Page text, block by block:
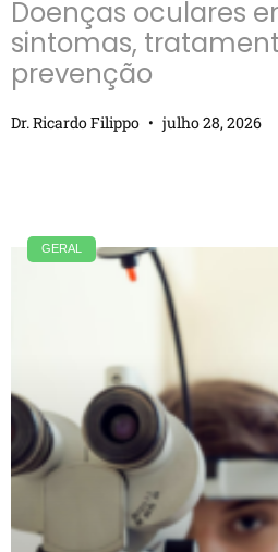
Doenças oculares
sintomas,
prevenção
Dr. Ricardo Filippo julho 28, 2026
GERAL